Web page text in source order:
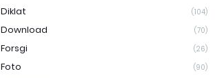
Diklat (104)
Download (70)
Forsgi (26)
Foto (90)